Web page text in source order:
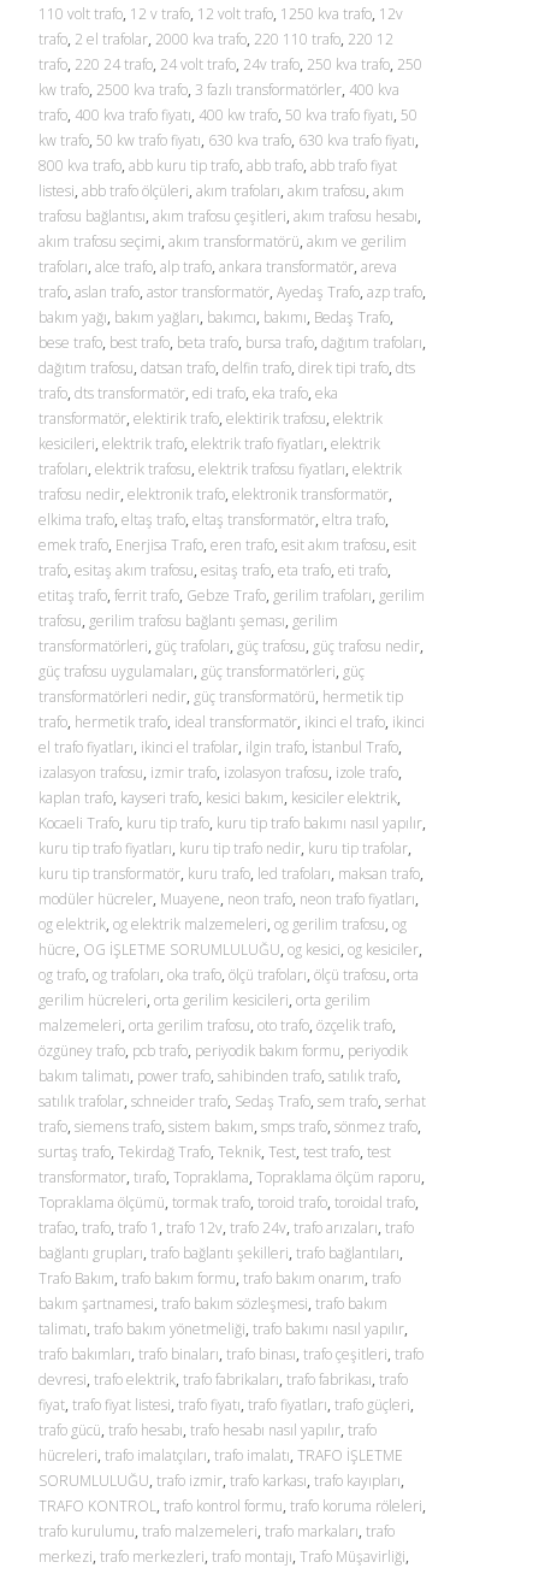
110 volt trafo, 12 v trafo, 12 volt trafo, 1250 kva trafo, 12v
trafo, 2 el trafolar, 2000 kva trafo, 220 110 trafo, 220 12
trafo, 220 24 trafo, 24 volt trafo, 24v trafo, 250 kva trafo, 250
kw trafo, 2500 kva trafo, 3 fazlı transformatörler, 400 kva
trafo, 400 kva trafo fiyatı, 400 kw trafo, 50 kva trafo fiyatı, 50
kw trafo, 50 kw trafo fiyatı, 630 kva trafo, 630 kva trafo fiyatı,
800 kva trafo, abb kuru tip trafo, abb trafo, abb trafo fiyat
listesi, abb trafo ölçüleri, akım trafoları, akım trafosu, akım
trafosu bağlantısı, akım trafosu çeşitleri, akım trafosu hesabı,
akım trafosu seçimi, akım transformatörü, akım ve gerilim
trafoları, alce trafo, alp trafo, ankara transformatör, areva
trafo, aslan trafo, astor transformatör, Ayedaş Trafo, azp trafo,
bakım yağı, bakım yağları, bakımcı, bakımı, Bedaş Trafo,
bese trafo, best trafo, beta trafo, bursa trafo, dağıtım trafoları,
dağıtım trafosu, datsan trafo, delfin trafo, direk tipi trafo, dts
trafo, dts transformatör, edi trafo, eka trafo, eka
transformatör, elektirik trafo, elektirik trafosu, elektrik
kesicileri, elektrik trafo, elektrik trafo fiyatları, elektrik
trafoları, elektrik trafosu, elektrik trafosu fiyatları, elektrik
trafosu nedir, elektronik trafo, elektronik transformatör,
elkima trafo, eltaş trafo, eltaş transformatör, eltra trafo,
emek trafo, Enerjisa Trafo, eren trafo, esit akım trafosu, esit
trafo, esitaş akım trafosu, esitaş trafo, eta trafo, eti trafo,
etitaş trafo, ferrit trafo, Gebze Trafo, gerilim trafoları, gerilim
trafosu, gerilim trafosu bağlantı şeması, gerilim
transformatörleri, güç trafoları, güç trafosu, güç trafosu nedir,
güç trafosu uygulamaları, güç transformatörleri, güç
transformatörleri nedir, güç transformatörü, hermetik tip
trafo, hermetik trafo, ideal transformatör, ikinci el trafo, ikinci
el trafo fiyatları, ikinci el trafolar, ilgin trafo, İstanbul Trafo,
izalasyon trafosu, izmir trafo, izolasyon trafosu, izole trafo,
kaplan trafo, kayseri trafo, kesici bakım, kesiciler elektrik,
Kocaeli Trafo, kuru tip trafo, kuru tip trafo bakımı nasıl yapılır,
kuru tip trafo fiyatları, kuru tip trafo nedir, kuru tip trafolar,
kuru tip transformatör, kuru trafo, led trafoları, maksan trafo,
modüler hücreler, Muayene, neon trafo, neon trafo fiyatları,
og elektrik, og elektrik malzemeleri, og gerilim trafosu, og
hücre, OG İŞLETME SORUMLULUĞU, og kesici, og kesiciler,
og trafo, og trafoları, oka trafo, ölçü trafoları, ölçü trafosu, orta
gerilim hücreleri, orta gerilim kesicileri, orta gerilim
malzemeleri, orta gerilim trafosu, oto trafo, özçelik trafo,
özgüney trafo, pcb trafo, periyodik bakım formu, periyodik
bakım talimatı, power trafo, sahibinden trafo, satılık trafo,
satılık trafolar, schneider trafo, Sedaş Trafo, sem trafo, serhat
trafo, siemens trafo, sistem bakım, smps trafo, sönmez trafo,
surtaş trafo, Tekirdağ Trafo, Teknik, Test, test trafo, test
transformator, tırafo, Topraklama, Topraklama ölçüm raporu,
Topraklama ölçümü, tormak trafo, toroid trafo, toroidal trafo,
trafao, trafo, trafo 1 , trafo 12v, trafo 24v, trafo arızaları, trafo
bağlantı grupları, trafo bağlantı şekilleri, trafo bağlantıları,
Trafo Bakım, trafo bakım formu, trafo bakım onarım, trafo
bakım şartnamesi, trafo bakım sözleşmesi, trafo bakım
talimatı, trafo bakım yönetmeliği, trafo bakımı nasıl yapılır,
trafo bakımları, trafo binaları, trafo binası, trafo çeşitleri, trafo
devresi, trafo elektrik, trafo fabrikaları, trafo fabrikası, trafo
fiyat, trafo fiyat listesi, trafo fiyatı, trafo fiyatları, trafo güçleri,
trafo gücü, trafo hesabı, trafo hesabı nasıl yapılır, trafo
hücreleri, trafo imalatçıları, trafo imalatı, TRAFO İŞLETME
SORUMLULUĞU, trafo izmir, trafo karkası, trafo kayıpları,
TRAFO KONTROL, trafo kontrol formu, trafo koruma röleleri,
trafo kurulumu, trafo malzemeleri, trafo markaları, trafo
merkezi, trafo merkezleri, trafo montajı, Trafo Müşavirliği,